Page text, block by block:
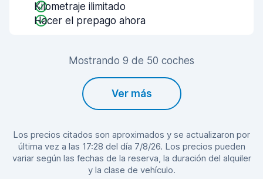
Kilometraje ilimitado
Hacer el prepago ahora
Mostrando 9 de 50 coches
Ver más
Los precios citados son aproximados y se actualizaron por
última vez a las 17:28 del día 7/8/26. Los precios pueden
variar según las fechas de la reserva, la duración del alquiler
y la clase de vehículo.